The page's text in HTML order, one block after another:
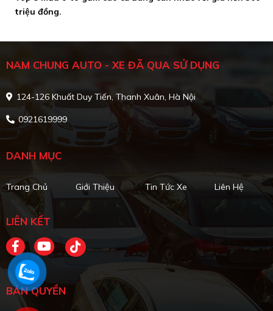
triệu đồng.
NAM CHUNG AUTO - XE ĐÃ QUA SỬ DỤNG
124-126 Khuất Duy Tiến, Thanh Xuân, Hà Nội
0921619999
DANH MỤC
Trang Chủ Giới Thiệu Tin Tức Xe Liên Hệ
LIÊN KẾT
BẢN QUYỀN